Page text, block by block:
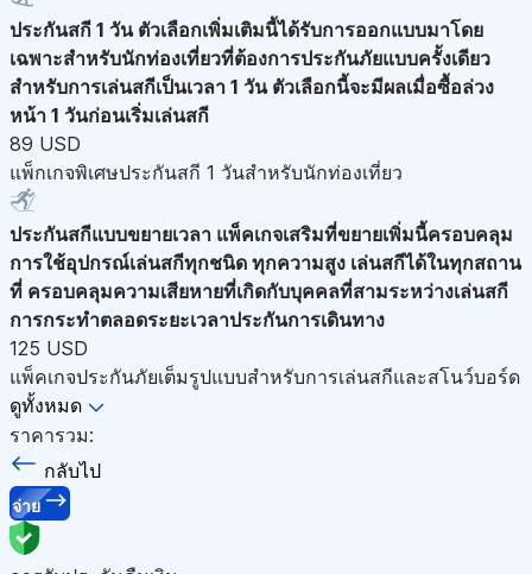
ประกันสกี 1 วัน ตัวเลือกเพิ่มเติมนี้ได้รับการออกแบบมาโดย
เฉพาะสำหรับนักท่องเที่ยวที่ต้องการประกันภัยแบบครั้งเดียว
สำหรับการเล่นสกีเป็นเวลา 1 วัน ตัวเลือกนี้จะมีผลเมื่อซื้อล่วง
หน้า 1 วันก่อนเริ่มเล่นสกี
89 USD
แพ็กเกจพิเศษประกันสกี 1 วันสำหรับนักท่องเที่ยว
ประกันสกีแบบขยายเวลา แพ็คเกจเสริมที่ขยายเพิ่มนี้ครอบคลุม
การใช้อุปกรณ์เล่นสกีทุกชนิด ทุกความสูง เล่นสกีได้ในทุกสถาน
ที่ ครอบคลุมความเสียหายที่เกิดกับบุคคลที่สามระหว่างเล่นสกี
การกระทำตลอดระยะเวลาประกันการเดินทาง
125 USD
แพ็คเกจประกันภัยเต็มรูปแบบสำหรับการเล่นสกีและสโนว์บอร์ด
ดูทั้งหมด
ราคารวม:
กลับไป
จ่าย